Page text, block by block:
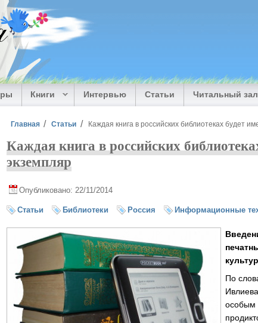
Книги Интервью Статьи Читальный зал
Вы здесь
Главная Статьи Каждая книга в российских библиотеках будет
Каждая книга в российских
экземпляр
Опубликовано: 22/11/2014
Статьи Библиотеки Россия Информационные
По
особым